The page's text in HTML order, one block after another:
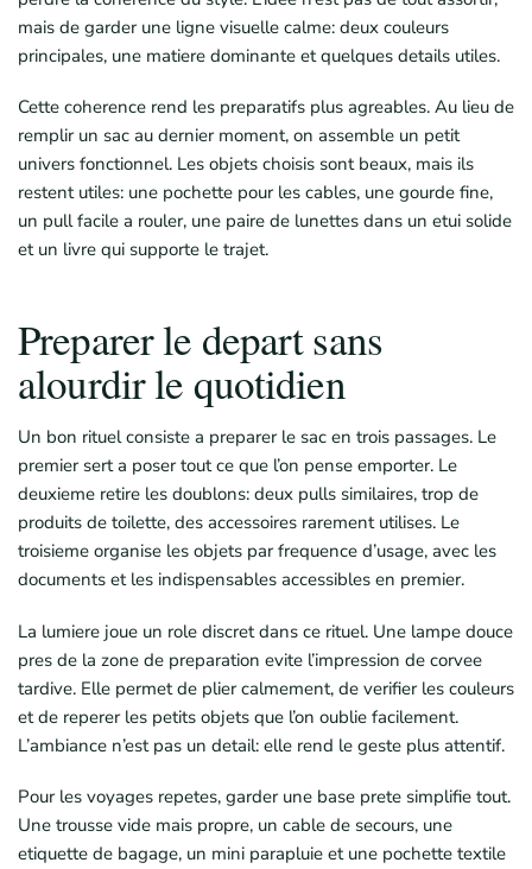
mais de garder une ligne visuelle calme: deux couleurs
principales, une matiere dominante et quelques details utiles.
Cette coherence rend les preparatifs plus agreables. Au lieu de
remplir un sac au dernier moment, on assemble un petit
univers fonctionnel. Les objets choisis sont beaux, mais ils
restent utiles: une pochette pour les cables, une gourde fine,
un pull facile a rouler, une paire de lunettes dans un etui solide
et un livre qui supporte le trajet.
Preparer le depart sans
alourdir le quotidien
Un bon rituel consiste a preparer le sac en trois passages. Le
premier sert a poser tout ce que l’on pense emporter. Le
deuxieme retire les doublons: deux pulls similaires, trop de
produits de toilette, des accessoires rarement utilises. Le
troisieme organise les objets par frequence d’usage, avec les
documents et les indispensables accessibles en premier.
La lumiere joue un role discret dans ce rituel. Une lampe douce
pres de la zone de preparation evite l’impression de corvee
tardive. Elle permet de plier calmement, de verifier les couleurs
et de reperer les petits objets que l’on oublie facilement.
L’ambiance n’est pas un detail: elle rend le geste plus attentif.
Pour les voyages repetes, garder une base prete simplifie tout.
Une trousse vide mais propre, un cable de secours, une
etiquette de bagage, un mini parapluie et une pochette textile